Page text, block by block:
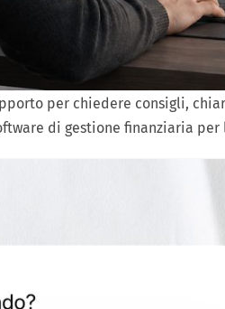
per chiedere consigli,
di gestione finanziaria per